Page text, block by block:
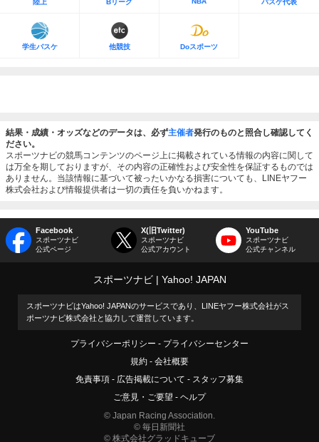
陸上 Bリーグ バスケ代表
学生バスケ 他競技 Doスポーツ
結果・成績・オッズなどのデータは、必ず主催者発行のものと照合し確認してく
ださい。
スポーツナビの競馬コンテンツのページ上に掲載されている情報の内容に関して
は万全を期しておりますが、その内容の正確性および安全性を保証するものでは
ありません。当該情報に基づいて被ったいかなる損害についても、LINEヤフー
株式会社および情報提供者は一切の責任を負いかねます。
Facebook
スポーツナビ
公式ページ
X(旧Twitter)
スポーツナビ
公式アカウント
YouTube
スポーツナビ
公式チャンネル
スポーツナビ Yahoo! JAPAN
スポーツナビはYahoo! JAPANのサービスであり、LINEヤフー株式会社がス
ポーツナビ株式会社と協力して運営しています。
プライバシーポリシー
プライバシーセンター
規約
会社概要
免責事項
広告掲載について
スタッフ募集
ご意見・ご要望
ヘルプ
© Japan Racing Association.
© 毎日新聞社
© 株式会社グラッドキューブ